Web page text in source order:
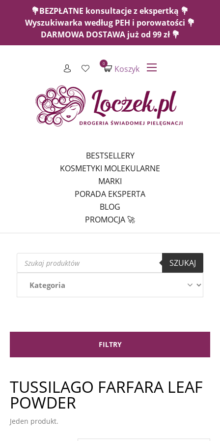
💐BEZPŁATNE konsultacje z ekspertką 💐
Wyszukiwarka według PEH i porowatości 💐
DARMOWA DOSTAWA już od 99 zł 💐
Koszyk
0
BESTSELLERY
KOSMETYKI MOLEKULARNE
MARKI
PORADA EKSPERTA
BLOG
PROMOCJA 🚀
Wyszukiwarka
produktów
SZUKAJ
FILTRY
TUSSILAGO FARFARA LEAF
POWDER
Jeden produkt.